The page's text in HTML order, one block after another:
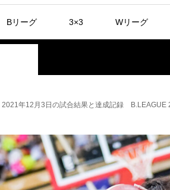
Bリーグ 3×3 Wリーグ
2021年12月3日の試合結果と達成記録 B.LEAGUE